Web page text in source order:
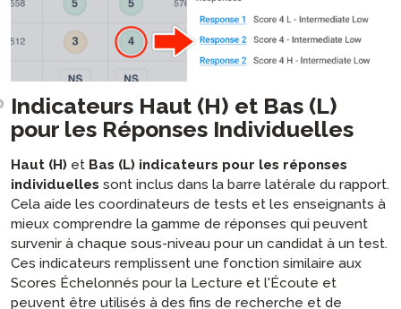
Indicateurs Haut (H) et Bas (L)
pour les Réponses Individuelles
Haut (H) et Bas (L) indicateurs pour les réponses
individuelles sont inclus dans la barre latérale du rapport.
Cela aide les coordinateurs de tests et les enseignants à
mieux comprendre la gamme de réponses qui peuvent
survenir à chaque sous-niveau pour un candidat à un test.
Ces indicateurs remplissent une fonction similaire aux
Scores Échelonnés pour la Lecture et l'Écoute et
peuvent être utilisés à des fins de recherche et de